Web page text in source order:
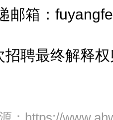
箱：
最终解释权